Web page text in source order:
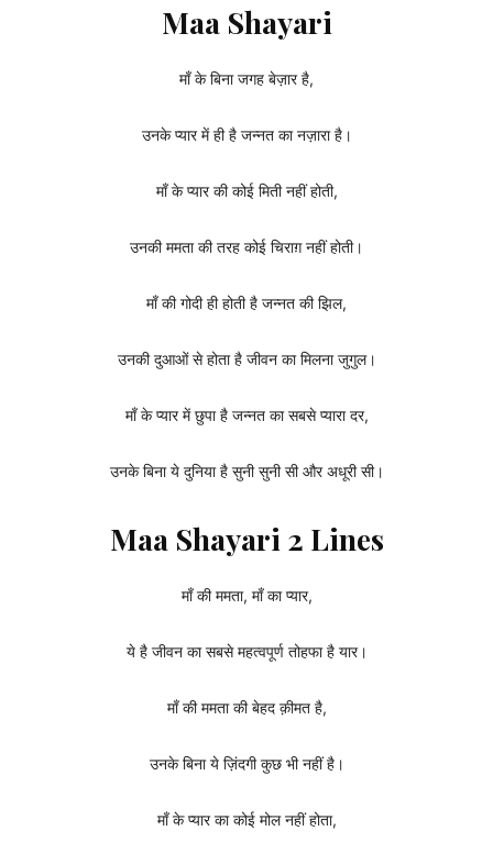
Maa Shayari
माँ के बिना जगह बेज़ार है,
उनके प्यार में ही है जन्नत का नज़ारा है।
माँ के प्यार की कोई मिती नहीं होती,
उनकी ममता की तरह कोई चिराग़ नहीं होती।
माँ की गोदी ही होती है जन्नत की झिल,
उनकी दुआओं से होता है जीवन का मिलना जुगुल।
माँ के प्यार में छुपा है जन्नत का सबसे प्यारा दर,
उनके बिना ये दुनिया है सुनी सुनी सी और अधूरी सी।
Maa Shayari 2 Lines
माँ की ममता, माँ का प्यार,
ये है जीवन का सबसे महत्वपूर्ण तोहफा है यार।
माँ की ममता की बेहद क़ीमत है,
उनके बिना ये ज़िंदगी कुछ भी नहीं है।
माँ के प्यार का कोई मोल नहीं होता,